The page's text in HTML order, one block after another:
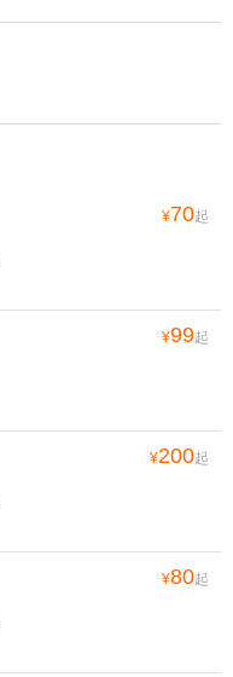
¥70起
¥99起
¥200起
¥80起